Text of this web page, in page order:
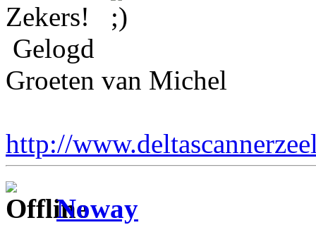
Zekers!
Gelogd
Groeten van Michel
http://
Noway